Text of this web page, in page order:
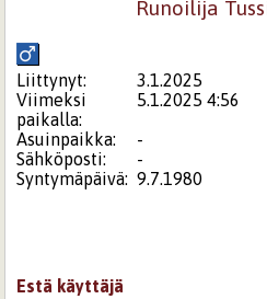
Runoilija
Liittynyt:
3.1.2025
Viimeksi
paikalla:
5.1.2025 4:56
Asuinpaikka:
-
Sähköposti:
-
Syntymäpäivä: 9.7.1980
Estä käyttäjä